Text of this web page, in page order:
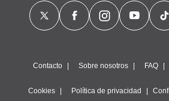
Contacto Sobre nosotros FAQ
Cookies Política de privacidad